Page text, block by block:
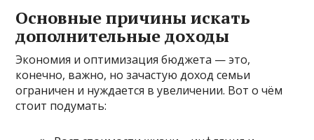
Основные причины искать
дополнительные доходы
Экономия и оптимизация бюджета — это,
конечно, важно, но зачастую доход семьи
ограничен и нуждается в увеличении. Вот о чём
стоит подумать: